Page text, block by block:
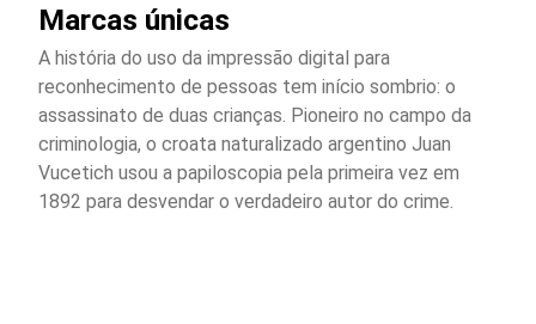
Marcas únicas
A história do uso da impressão digital para
reconhecimento de pessoas tem início sombrio: o
assassinato de duas crianças. Pioneiro no campo da
criminologia, o croata naturalizado argentino Juan
Vucetich usou a papiloscopia pela primeira vez em
1892 para desvendar o verdadeiro autor do crime.